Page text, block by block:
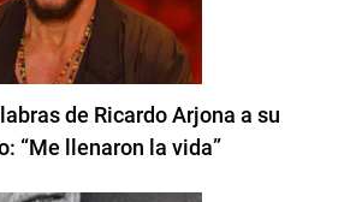
de Ricardo Arjona a su
“Me llenaron la vida”